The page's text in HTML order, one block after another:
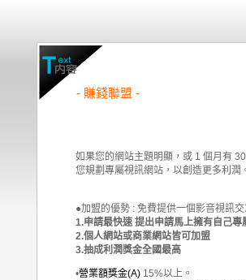
- 賺錢聯盟 -
如果您的網站主題明顯，或 1 個月有
您規劃專屬視訊網站，以創造更多利潤
●加盟的優勢 : 免費提供一個影音視訊
1.申請最快速 提出申請馬上擁有自己
2.個人網站或商業網站皆可加盟
3.抽成利潤獎金全國最高
•營業額獎金(A) 15%以上。